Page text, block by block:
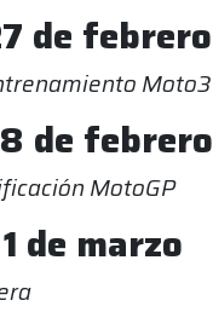
de febrero
Moto3
de febrero
MotoGP
de marzo